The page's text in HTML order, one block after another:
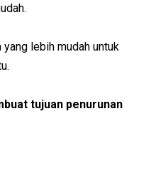
lebih mudah untuk
tujuan penurunan